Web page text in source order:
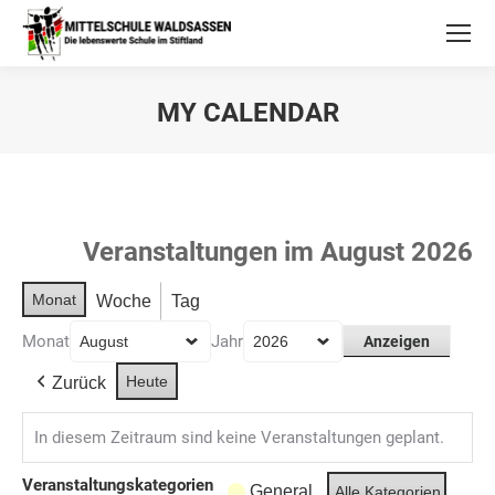
MY CALENDAR
Veranstaltungen im August 2026
Monat Woche Tag
Monat Jahr
Zurück Heute
In diesem Zeitraum sind keine Veranstaltungen geplant.
Veranstaltungskategorien General